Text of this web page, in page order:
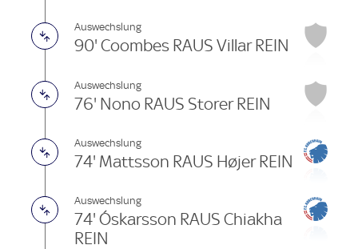
Auswechslung
90' Coombes RAUS Villar REIN
Auswechslung
76' Nono RAUS Storer REIN
Auswechslung
74' Mattsson RAUS Højer REIN
Auswechslung
74' Óskarsson RAUS Chiakha
REIN